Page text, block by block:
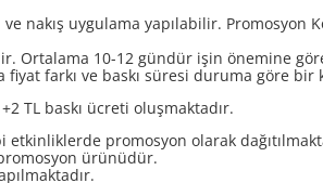
nakış uygulama yapılabilir.
Ortalama 10-12 gündür işin önemine
fiyat farkı ve baskı süresi duruma göre
TL baskı ücreti oluşmaktadır.
promosyon olarak
ürünüdür.